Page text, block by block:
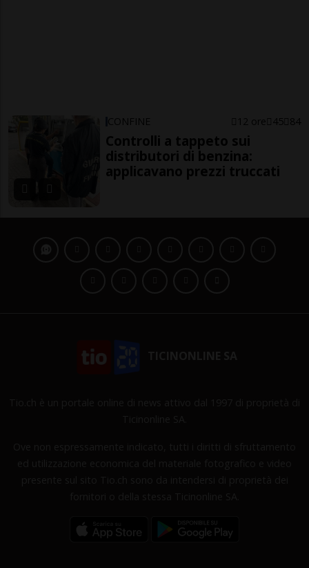
CONFINE 12 ore 45 84
Controlli a tappeto sui
distributori di benzina:
applicavano prezzi truccati